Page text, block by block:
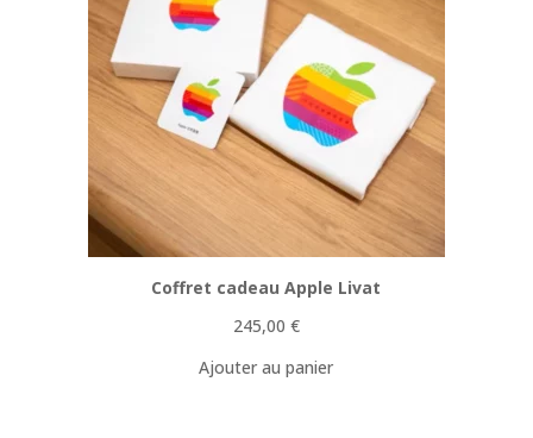
Coffret cadeau Apple Livat
245,00 €
Ajouter au panier